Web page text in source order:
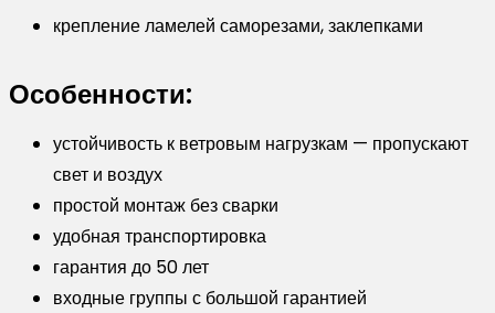
крепление ламелей саморезами, заклепками
Особенности:
устойчивость к ветровым нагрузкам — пропускают
свет и воздух
простой монтаж без сварки
удобная транспортировка
гарантия до 50 лет
входные группы с большой гарантией